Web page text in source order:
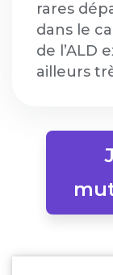
rares
dans le
de l’ALD
ailleurs